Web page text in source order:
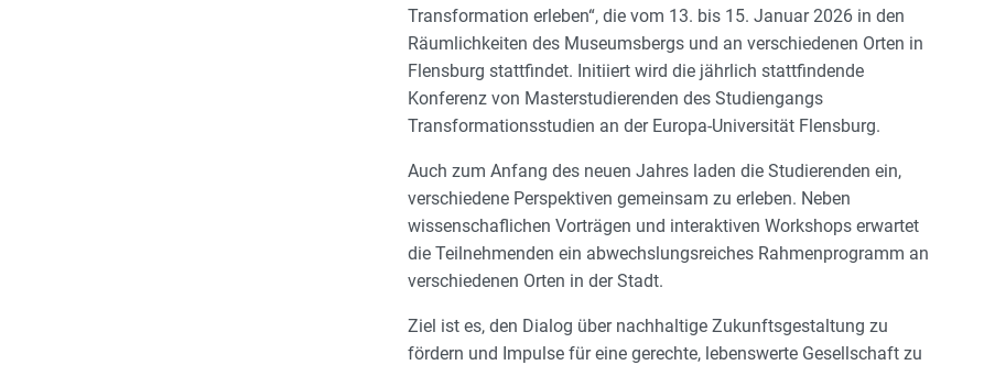
Transformation erleben“, die vom 13. bis 15. Januar 2026 in den
Räumlichkeiten des Museumsbergs und an verschiedenen Orten in
Flensburg stattfindet. Initiiert wird die jährlich stattfindende
Konferenz von Masterstudierenden des Studiengangs
Transformationsstudien an der Europa-Universität Flensburg.
Auch zum Anfang des neuen Jahres laden die Studierenden ein,
verschiedene Perspektiven gemeinsam zu erleben. Neben
wissenschaflichen Vorträgen und interaktiven Workshops erwartet
die Teilnehmenden ein abwechslungsreiches Rahmenprogramm an
verschiedenen Orten in der Stadt.
Ziel ist es, den Dialog über nachhaltige Zukunftsgestaltung zu
fördern und Impulse für eine gerechte, lebenswerte Gesellschaft zu